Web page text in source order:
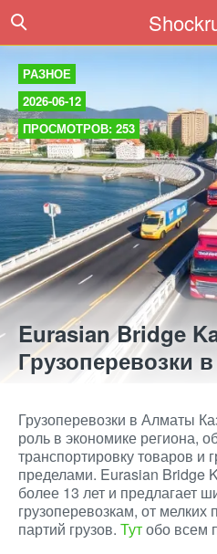
РАЗНОЕ
2026-06-12
ПРОСМОТРОВ: 253
Eurasian Bridge
Грузоперевозки
Грузоперевозки в Алматы
роль в экономике региона,
транспортировку товаров и
пределами. Eurasian Bridge
более 13 лет и предлагает
грузоперевозкам, от
партий грузов. Тутобо всем